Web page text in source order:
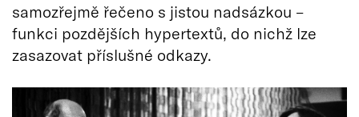
samozřejmě řečeno s jistou nadsázkou –
funkci pozdějších hypertextů, do nichž lze
zasazovat příslušné odkazy.